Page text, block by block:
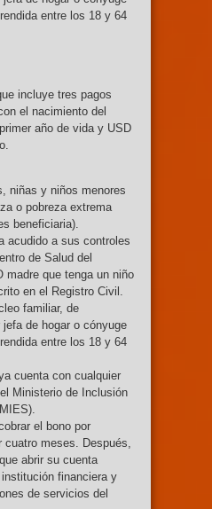
entre los 18 y 64
incluye tres pagos
el nacimiento del
año de vida y USD
niñas y niños menores
o pobreza extrema
beneficiaria).
acudido a sus controles
de Salud del
madre que tenga un niño
en el Registro Civil.
familiar, de
de hogar o cónyuge
entre los 18 y 64
cuenta con cualquier
Ministerio de Inclusión
el bono por
cuatro meses. Después,
abrir su cuenta
financiera y
de servicios del